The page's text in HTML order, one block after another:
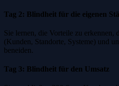
Tag 2: Blindheit für die eigenen
Sie lernen, die Vorteile zu erkennen,
(Kunden, Standorte, Systeme) und
beneiden.
Tag 3: Blindheit für den Umsatz